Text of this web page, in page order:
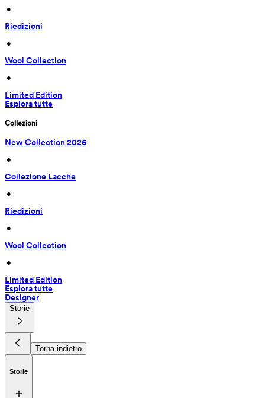
•
Riedizioni
•
Wool Collection
•
Limited Edition
Esplora tutte
Collezioni
New Collection 2026
•
Collezione Lacche
•
Riedizioni
•
Wool Collection
•
Limited Edition
Esplora tutte
Designer
Storie
Torna indietro
Storie